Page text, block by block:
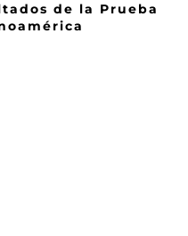
de la Prueba